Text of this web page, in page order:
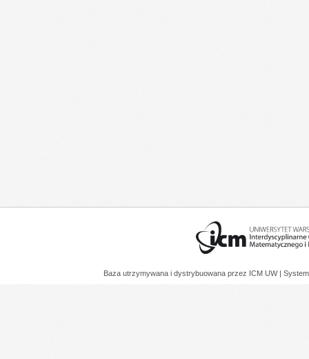
Baza utrzymywana i dystrybuowana przez ICM UW |